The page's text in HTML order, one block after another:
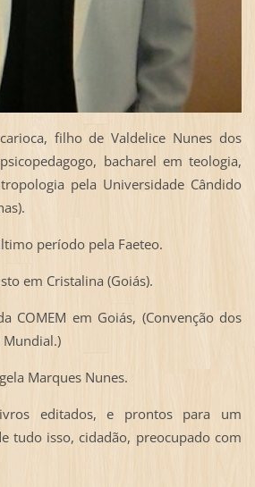
filho de Valdelice Nunes dos
bacharel em teologia,
pela Universidade Cândido
período pela Faeteo.
em Cristalina (Goiás).
COMEM em Goiás, (Convenção dos
Mundial.)
Marques Nunes.
editados, e prontos para um
tudo isso, cidadão, preocupado com